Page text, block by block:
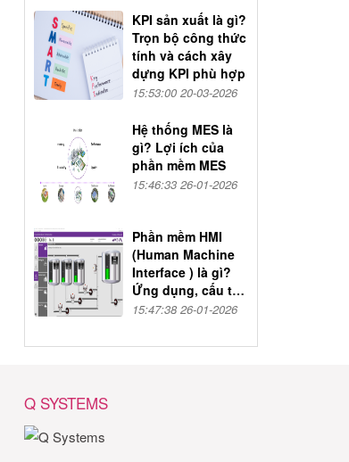
KPI sản xuất là gì?
Trọn bộ công thức
tính và cách xây
dựng KPI phù hợp
15:53:00 20-03-2026
Hệ thống MES là
gì? Lợi ích của
phần mềm MES
15:46:33 26-01-2026
Phần mềm HMI
(Human Machine
Interface ) là gì?
Ứng dụng, cấu tạo
và nguyên lý hoạt
15:47:38 26-01-2026
Q SYSTEMS